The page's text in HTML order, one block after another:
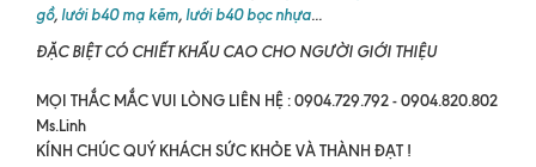
gồ, lưới b40 mạ kẽm, lưới b40 bọc nhựa...
ĐẶC BIỆT CÓ CHIẾT KHẤU CAO CHO NGƯỜI GIỚI THIỆU
MỌI THẮC MẮC VUI LÒNG LIÊN HỆ : 0904.729.792 - 0904.820.802
Ms.Linh
KÍNH CHÚC QUÝ KHÁCH SỨC KHỎE VÀ THÀNH ĐẠT !